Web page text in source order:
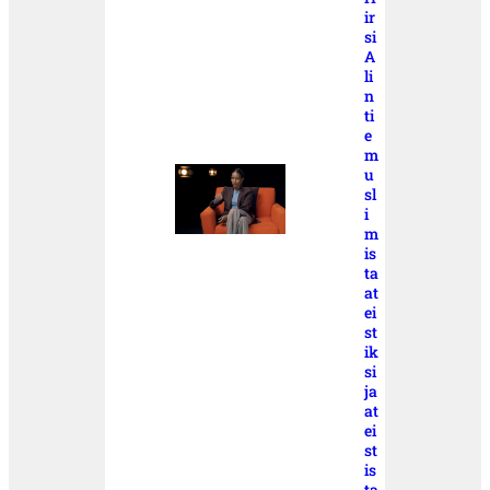
ir
si
A
li
n
ti
e
m
u
sl
i
m
is
ta
at
ei
st
ik
si
ja
at
ei
st
is